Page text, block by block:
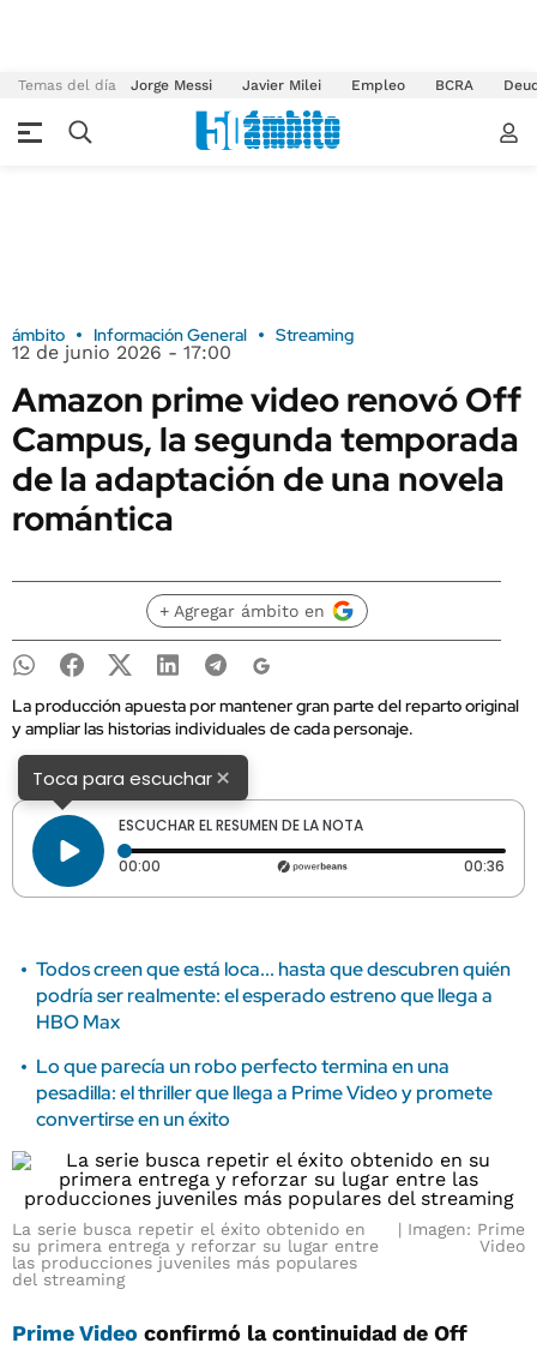
Temas del día Jorge Messi Javier Milei Empleo BCRA
ámbito Información General Streaming
12 de junio 2026 - 17:00
Amazon prime video renovó Off
Campus, la segunda temporada
de la adaptación de una novela
romántica
+ Agregar ámbito en
La producción apuesta por mantener gran parte del reparto original
y ampliar las historias individuales de cada personaje.
Toca para escuchar×
ESCUCHAR EL RESUMEN DE LA NOTA
00:00 Tiempo transcurrido: 0 segundos 00:36
Todos creen que está loca... hasta que descubren quién
podría ser realmente: el esperado estreno que llega a
HBO Max
Lo que parecía un robo perfecto termina en una
pesadilla: el thriller que llega a Prime Video y promete
convertirse en un éxito
La serie busca repetir el éxito obtenido en
su primera entrega y reforzar su lugar entre
las producciones juveniles más populares
del streaming
Imagen: Prime
Video
Prime Video confirmó la continuidad de Off